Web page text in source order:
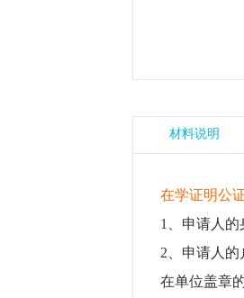
材料说明
在学证明公
1、申请人的
2、申请人
在单位盖章